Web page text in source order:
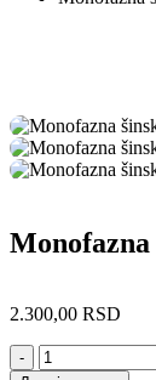
2.300,00 RSD
-